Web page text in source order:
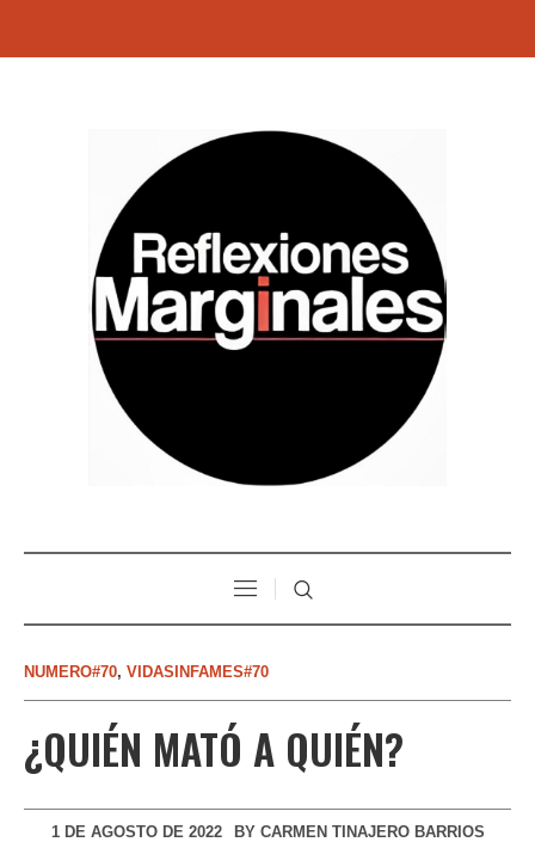
NUMERO#70, VIDASINFAMES#70
¿QUIÉN MATÓ A QUIÉN?
1 DE AGOSTO DE 2022 BY CARMEN TINAJERO BARRIOS